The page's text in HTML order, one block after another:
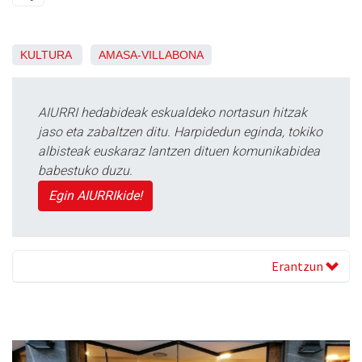
KULTURA AMASA-VILLABONA
AIURRI hedabideak eskualdeko nortasun hitzak
jaso eta zabaltzen ditu. Harpidedun eginda, tokiko
albisteak euskaraz lantzen dituen komunikabidea
babestuko duzu.
Egin AIURRIkide!
Erantzun